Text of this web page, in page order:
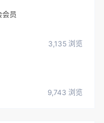
会员
3,135 浏览
9,743 浏览